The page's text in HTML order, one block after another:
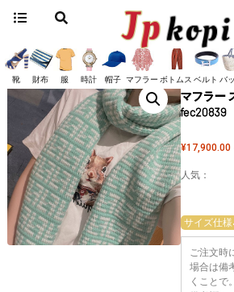
靴 財布 服 時計 帽子 マフラー ボトムス ベルト バ
ホーム マフラー フェンディ / 《大人気》フェン
《大人気
マフラー
fec20839
¥17,900.00
人気：
サイズ仕様
ご注文時
場合は備
くことで